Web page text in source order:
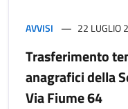
AVVISI 22 LUGLIO
Trasferimento
anagrafici della
Via Fiume 64